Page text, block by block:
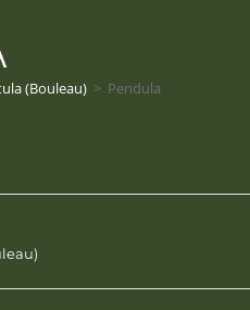
(Bouleau) > Pendula